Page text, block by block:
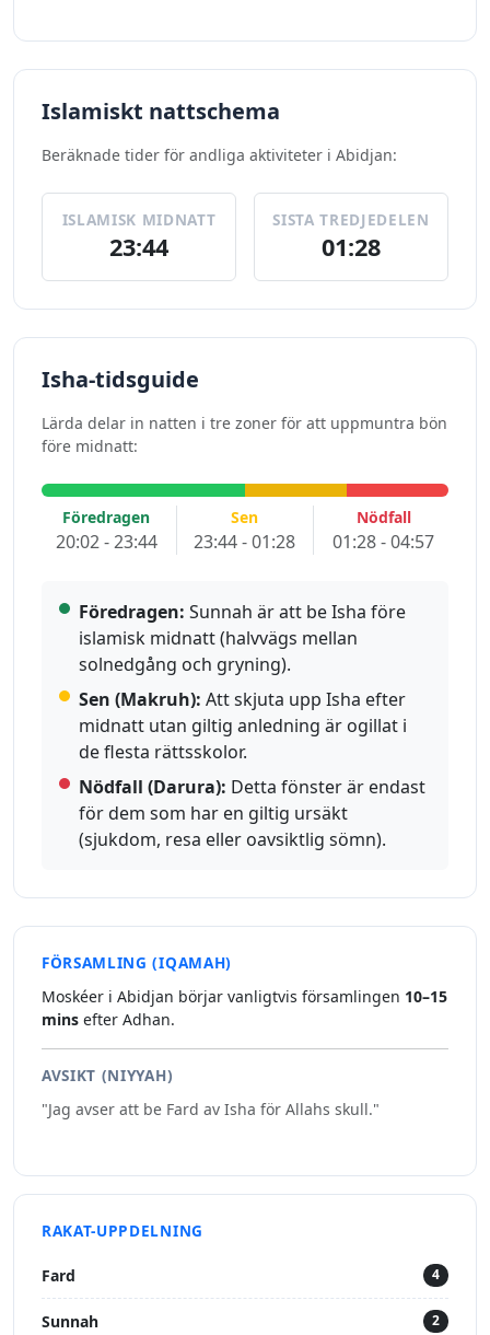
Islamiskt nattschema
Beräknade tider för andliga aktiviteter i Abidjan:
ISLAMISK MIDNATT
23:44
SISTA TREDJEDELEN
01:28
Isha-tidsguide
Lärda delar in natten i tre zoner för att uppmuntra bön
före midnatt:
Föredragen
20:02 - 23:44
Sen
23:44 - 01:28
Nödfall
01:28 - 04:57
Föredragen: Sunnah är att be Isha före
islamisk midnatt (halvvägs mellan
solnedgång och gryning).
Sen (Makruh): Att skjuta upp Isha efter
midnatt utan giltig anledning är ogillat i
de flesta rättsskolor.
Nödfall (Darura): Detta fönster är endast
för dem som har en giltig ursäkt
(sjukdom, resa eller oavsiktlig sömn).
FÖRSAMLING (IQAMAH)
Moskéer i Abidjan börjar vanligtvis församlingen 10–15
mins efter Adhan.
AVSIKT (NIYYAH)
"Jag avser att be Fard av Isha för Allahs skull."
RAKAT-UPPDELNING
Fard 4
Sunnah 2